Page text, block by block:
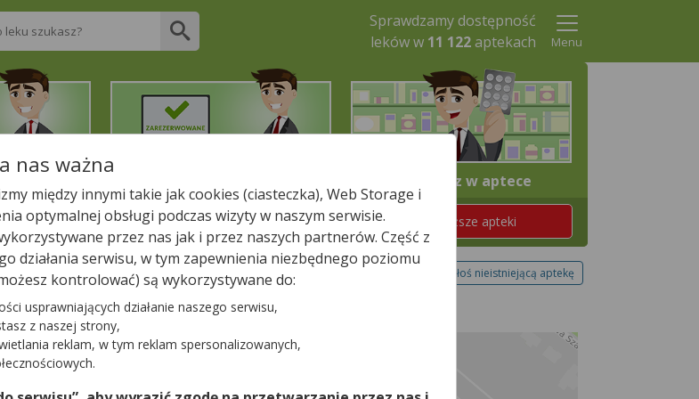
leku
Sprawdzamy dostępność
leków w 11 122aptekach Menu
lek 4. Odbierz w aptece
Znajdź teraz najbliższe apteki
Zgłoś nieistniejącą aptekę
nas ważna
między innymi takie jak cookies (ciasteczka), Web Storage i
optymalnej obsługi podczas wizyty w naszym serwisie.
przez nas jak i przez naszych partnerów. Część z
działania serwisu, w tym zapewnienia niezbędnego poziomu
kontrolować) są wykorzystywane do:
usprawniających działanie naszego serwisu,
z naszej strony,
reklam, w tym reklam spersonalizowanych,